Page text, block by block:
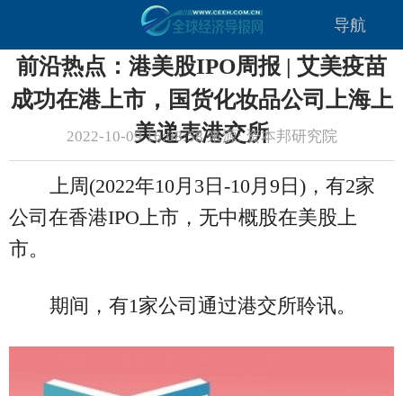
导航
前沿热点：港美股IPO周报 | 艾美疫苗
成功在港上市，国货化妆品公司上海上
美递表港交所
2022-10-09 16:08:58 来源: 资本邦研究院
上周(2022年10月3日-10月9日)，有2家
公司在香港IPO上市，无中概股在美股上
市。
期间，有1家公司通过港交所聆讯。